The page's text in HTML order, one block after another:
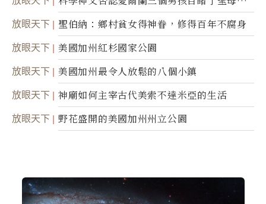
靈
放眼天下 聖伯納：鄉村貧女得神眷，修得百年不腐身
放眼天下 美國加州紅杉國家公園
放眼天下 美國加州最令人放鬆的八個小鎮
放眼天下 神廟如何主宰古代美索不達米亞的生活
放眼天下 野花盛開的美國加州州立公園